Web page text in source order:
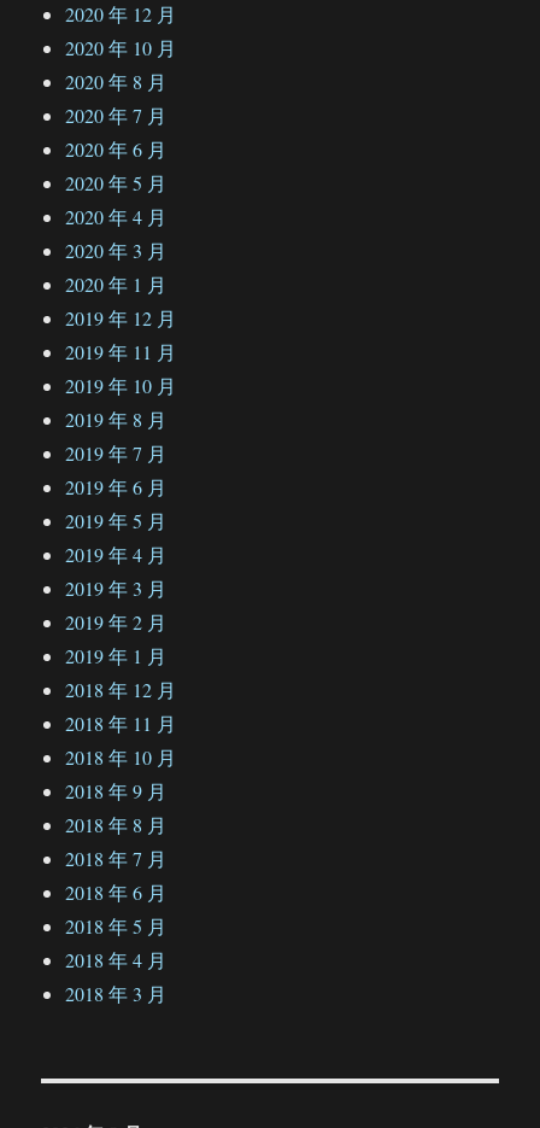
2020 年 12 月
2020 年 10 月
2020 年 8 月
2020 年 7 月
2020 年 6 月
2020 年 5 月
2020 年 4 月
2020 年 3 月
2020 年 1 月
2019 年 12 月
2019 年 11 月
2019 年 10 月
2019 年 8 月
2019 年 7 月
2019 年 6 月
2019 年 5 月
2019 年 4 月
2019 年 3 月
2019 年 2 月
2019 年 1 月
2018 年 12 月
2018 年 11 月
2018 年 10 月
2018 年 9 月
2018 年 8 月
2018 年 7 月
2018 年 6 月
2018 年 5 月
2018 年 4 月
2018 年 3 月